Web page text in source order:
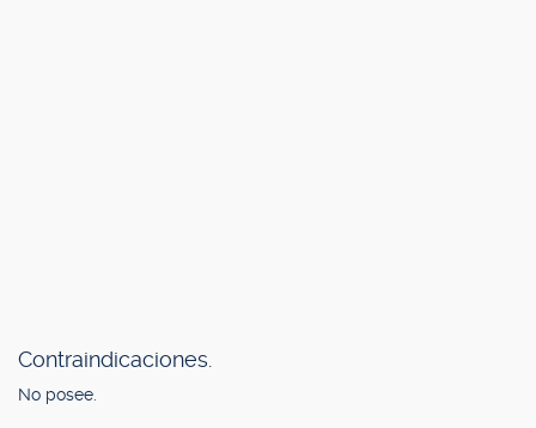
Contraindicaciones.
No posee.